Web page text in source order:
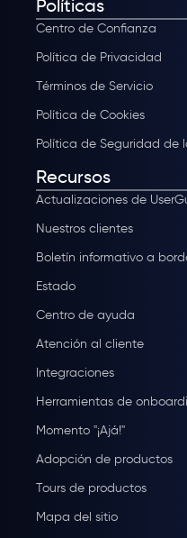
Políticas
Centro de Confianza
Política de Privacidad
Términos de Servicio
Política de Cookies
Política de Seguridad de
Recursos
Actualizaciones de
Nuestros clientes
Boletín informativo a
Estado
Centro de ayuda
Atención al cliente
Integraciones
Herramientas de
Momento "¡Ajá!"
Adopción de productos
Tours de productos
Mapa del sitio